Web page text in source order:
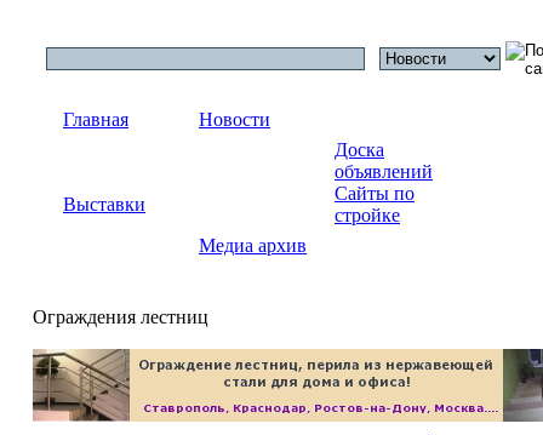
Главная
Новости
Доска
объявлений
Выставки
Сайты по
стройке
Медиа архив
Ограждения лестниц